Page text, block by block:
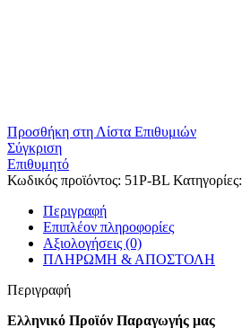
Προσθήκη στη Λίστα Επιθυμιών
Σύγκριση
Επιθυμητό
Κωδικός προϊόντος: 51P-BL Κατηγορίες:
Περιγραφή
Επιπλέον πληροφορίες
Αξιολογήσεις (0)
ΠΛΗΡΩΜΗ & ΑΠΟΣΤΟΛΗ
Περιγραφή
Ελληνικό Προϊόν Παραγωγής μας